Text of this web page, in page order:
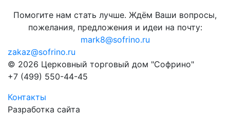
Помогите нам стать лучше. Ждём Ваши вопросы,
пожелания, предложения и идеи на почту:
mark8@sofrino.ru
zakaz@sofrino.ru
© 2026 Церковный торговый дом "Софрино"
+7 (499) 550-44-45
Контакты
Разработка сайта